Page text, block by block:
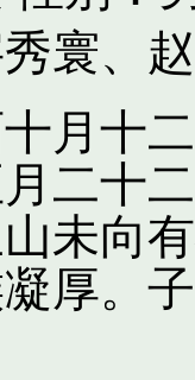
寰、
月十
二十
未向
厚。